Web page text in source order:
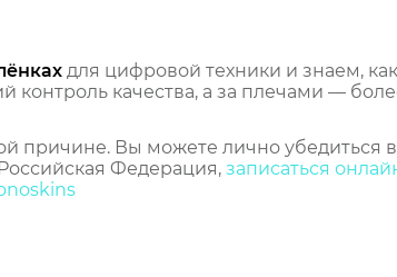
для цифровой техники и знаем,
контроль качества, а за плечами —
причине. Вы можете лично убедиться
Федерация, записаться